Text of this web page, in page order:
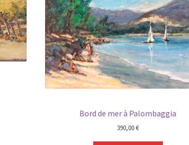
Bord de mer à Palombaggia
390,00€